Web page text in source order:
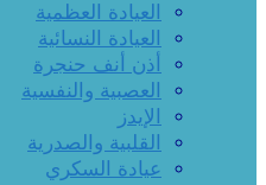
العيادة العظمية
العيادة النسائية
أذن أنف حنجرة
العصبية والنفسية
الإيدز
القلبية والصدرية
عيادة السكري